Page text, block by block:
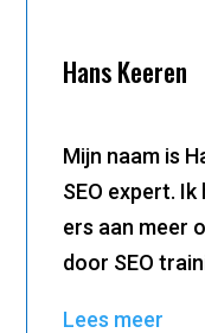
Hans Keeren
Mijn naam is
SEO expert.
ers aan meer
door SEO
Lees meer